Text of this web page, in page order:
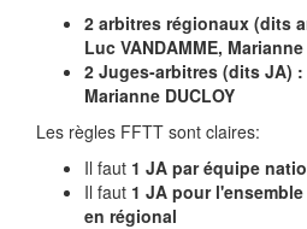
2 arbitres régionaux (dits
Luc VANDAMME, Marianne
2 Juges-arbitres (dits JA)
Marianne DUCLOY
Les règles FFTT sont claires:
Il faut 1 JA par équipe
Il faut 1 JA pour
en régional